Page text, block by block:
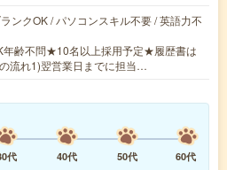
ンクOK / パソコンスキル不要 / 英語力不
年齢不問★10名以上採用予定★履歴書は
流れ1)翌営業日までに担当…
代 40代 50代
60代